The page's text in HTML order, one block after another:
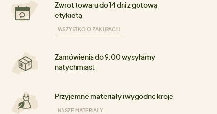
Zwrot towaru do 14 dni z gotową
etykietą
WSZYSTKO O ZAKUPACH
Zamówienia do 9:00 wysyłamy
natychmiast
Przyjemne materiały i wygodne kroje
NASZE MATERIAŁY